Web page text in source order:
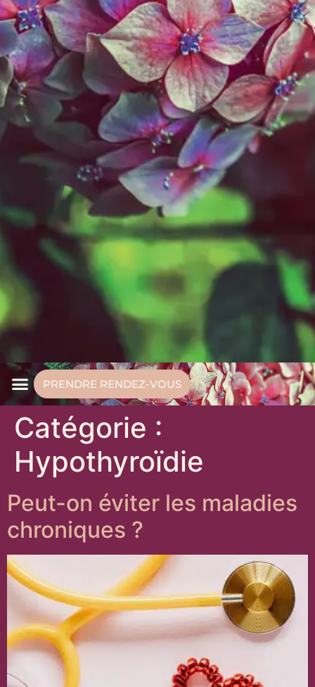
PRENDRE RENDEZ-VOUS
Catégorie :
Hypothyroïdie
Peut-on éviter les maladies
chroniques ?